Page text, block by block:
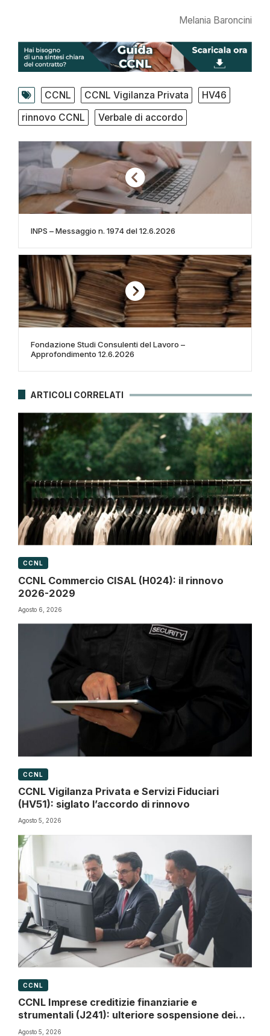
Melania Baroncini
CCNL CCNL Vigilanza Privata
HV46
rinnovo CCNL
Verbale di accordo
INPS – Messaggio n. 1974 del 12.6.2026
Fondazione Studi Consulenti del Lavoro –
Approfondimento 12.6.2026
ARTICOLI CORRELATI
CCNL
CCNL Commercio CISAL (H024): il rinnovo
2026-2029
Agosto 6, 2026
CCNL
CCNL Vigilanza Privata e Servizi Fiduciari
(HV51): siglato l’accordo di rinnovo
Agosto 5, 2026
CCNL
CCNL Imprese creditizie finanziarie e
strumentali (J241): ulteriore sospensione dei
termini a dicembre 2026
Agosto 5, 2026